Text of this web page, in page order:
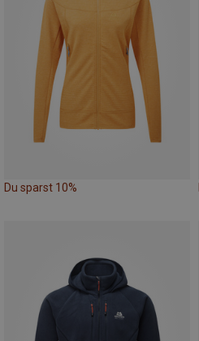
Du sparst 10%